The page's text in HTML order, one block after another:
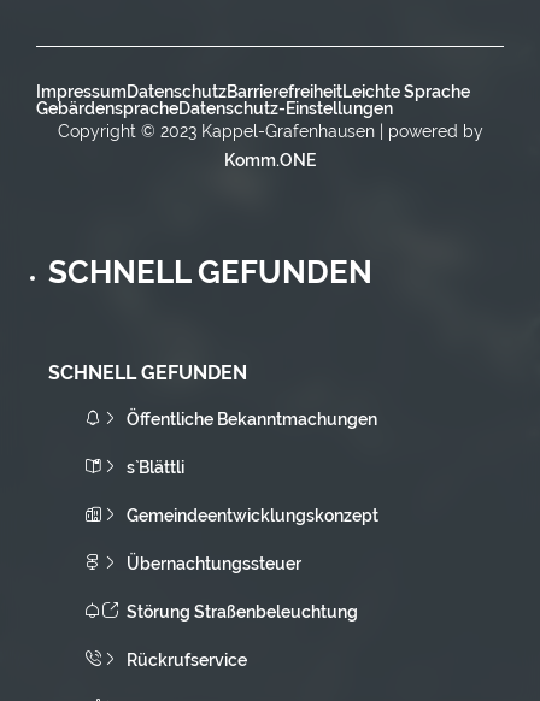
ImpressumDatenschutzBarrierefreiheitLeichte Sprache
GebärdenspracheDatenschutz-Einstellungen
Copyright © 2023 Kappel-Grafenhausen | powered by
Komm.ONE
SCHNELL GEFUNDEN
SCHNELL GEFUNDEN
Öffentliche Bekanntmachungen
s`Blättli
Gemeindeentwicklungskonzept
Übernachtungssteuer
Störung Straßenbeleuchtung
Rückrufservice